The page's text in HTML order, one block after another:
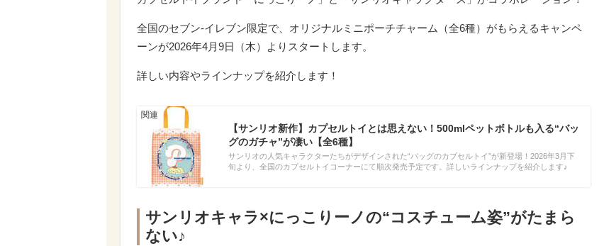
全国のセブン‐イレブン限定で、オリジナルミニポーチチャーム（全6種）がもらえるキャンペ
ーンが2026年4月9日（木）よりスタートします。
詳しい内容やラインナップを紹介します！
【サンリオ新作】カプセルトイとは思えない！500mlペットボトルも入る“バッ
グのガチャ”が凄い【全6種】
サンリオの人気キャラクターたちがデザインされた“バッグのカプセルトイ”が新登場！2026年3月下
旬より、全国のカプセルトイコーナーにて順次発売予定です。詳しいラインナップを紹介します♪
サンリオキャラ×にっこりーノの“コスチューム姿”がたまら
ない♪